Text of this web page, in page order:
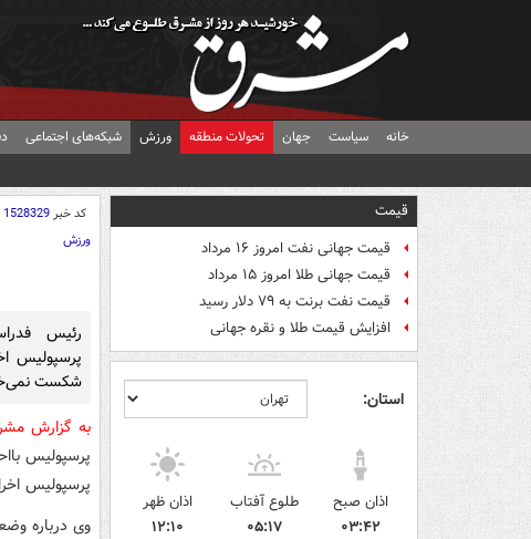
خانه سیاست جهان تحولات منطقه ورزش شبکه‌های اجتماعی
قیمت
قیمت جهانی نفت امروز ۱۶ مرداد
قیمت جهانی طلا امروز ۱۵ مرداد
قیمت نفت برنت به ۷۹ دلار رسید
افزایش قیمت طلا و نقره جهانی
استان:
اذان صبح
۰۳:۴۲
طلوع آفتاب
۰۵:۱۷
اذان ظهر
۱۲:۱۰
کد خبر1528329
ورزش
رئیس
پرسپولیس
شکست
به گزارش
پرسپولیس
پرسپولیس
وی درباره